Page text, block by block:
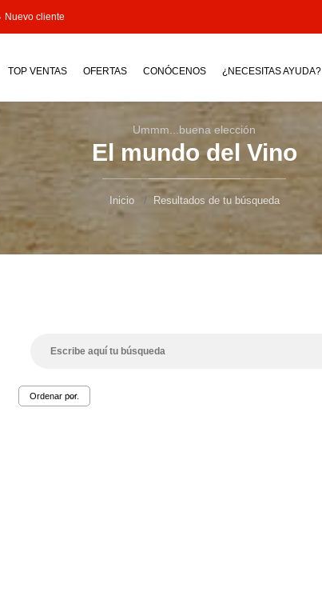
Nuevo cliente
TOP VENTAS OFERTAS CONÓCENOS ¿NECESITAS AYUDA?
Ummm...buena elección
El mundo del Vino
Inicio Resultados de tu búsqueda